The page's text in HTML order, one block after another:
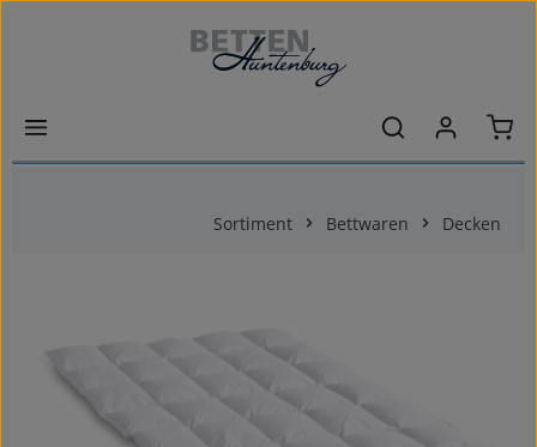
Zum Hauptinhalt springen
Sortiment Bettwaren Decken